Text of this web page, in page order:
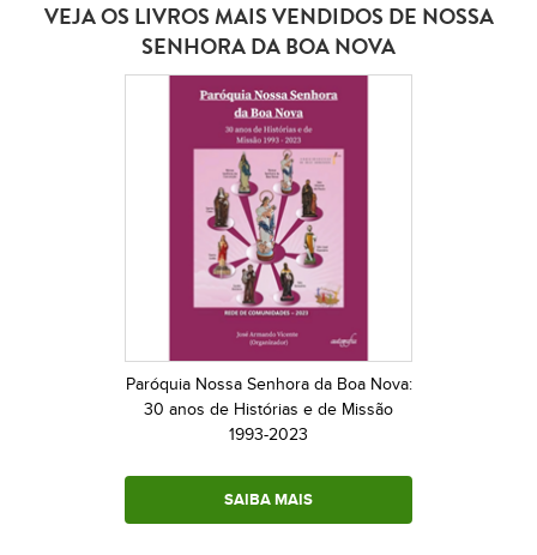
VEJA OS LIVROS MAIS VENDIDOS DE NOSSA
SENHORA DA BOA NOVA
Paróquia Nossa Senhora da Boa Nova:
30 anos de Histórias e de Missão
1993-2023
SAIBA MAIS